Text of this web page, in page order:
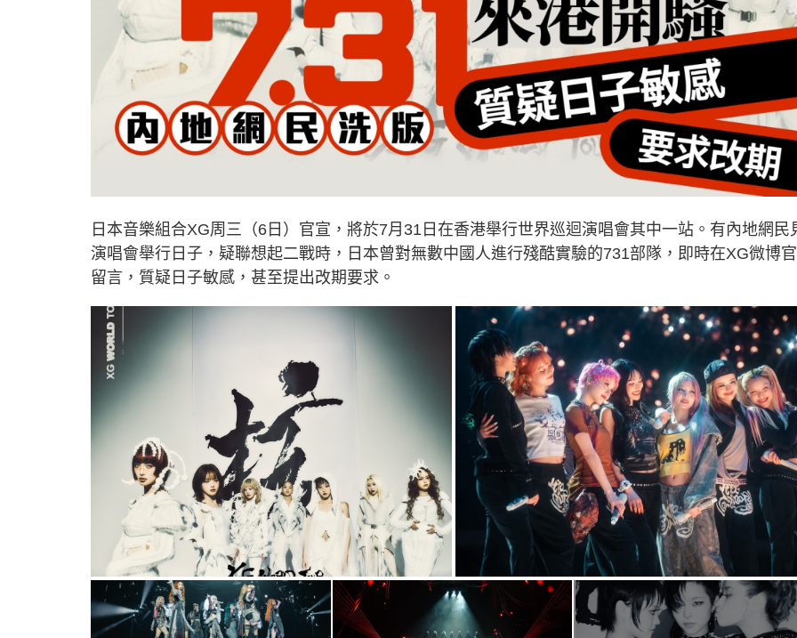
日本音樂組合XG周三（6日）官宣，將於7月31日在香港舉行世界巡迴演唱會其中一站。有內地網民
演唱會舉行日子，疑聯想起二戰時，日本曾對無數中國人進行殘酷實驗的731部隊，即時在XG微博
留言，質疑日子敏感，甚至提出改期要求。